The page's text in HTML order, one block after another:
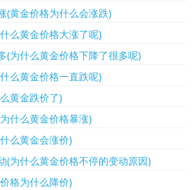
(黄金价格为什么会涨跌)
么黄金价格大涨了呢)
(为什么黄金价格下降了很多呢)
么黄金价格一直跌呢)
黄金跌价了)
什么黄金价格暴涨)
么黄金会涨价)
(为什么黄金价格不停的变动原因)
格为什么降价)